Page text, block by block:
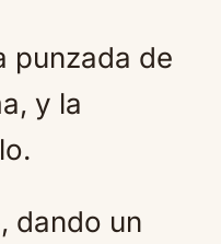
punzada de
y la
un